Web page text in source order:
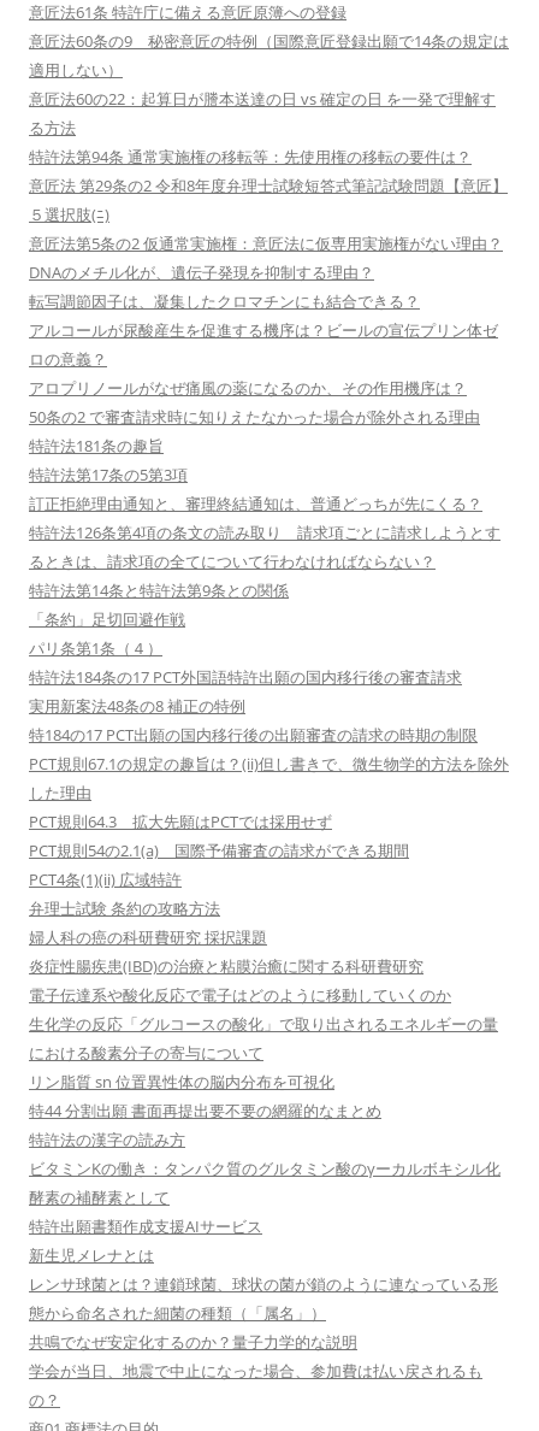
意匠法61条 特許庁に備える意匠原簿への登録
意匠法60条の9 秘密意匠の特例（国際意匠登録出願で14条の規定は
適用しない）
意匠法60の22：起算日が謄本送達の日 vs 確定の日 を一発で理解す
る方法
特許法第94条 通常実施権の移転等：先使用権の移転の要件は？
意匠法 第29条の2 令和8年度弁理士試験短答式筆記試験問題【意匠】
５選択肢(ﾆ)
意匠法第5条の2 仮通常実施権：意匠法に仮専用実施権がない理由？
DNAのメチル化が、遺伝子発現を抑制する理由？
転写調節因子は、凝集したクロマチンにも結合できる？
アルコールが尿酸産生を促進する機序は？ビールの宣伝プリン体ゼ
ロの意義？
アロプリノールがなぜ痛風の薬になるのか、その作用機序は？
50条の2 で審査請求時に知りえたなかった場合が除外される理由
特許法181条の趣旨
特許法第17条の5第3項
訂正拒絶理由通知と、審理終結通知は、普通どっちが先にくる？
特許法126条第4項の条文の読み取り 請求項ごとに請求しようとす
るときは、請求項の全てについて行わなければならない？
特許法第14条と特許法第9条との関係
「条約」足切回避作戦
パリ条第1条（４）
特許法184条の17 PCT外国語特許出願の国内移行後の審査請求
実用新案法48条の8 補正の特例
特184の17 PCT出願の国内移行後の出願審査の請求の時期の制限
PCT規則67.1の規定の趣旨は？(ii)但し書きで、微生物学的方法を除外
した理由
PCT規則64.3 拡大先願はPCTでは採用せず
PCT規則54の2.1(a) 国際予備審査の請求ができる期間
PCT4条(1)(ii) 広域特許
弁理士試験 条約の攻略方法
婦人科の癌の科研費研究 採択課題
炎症性腸疾患(IBD)の治療と粘膜治癒に関する科研費研究
電子伝達系や酸化反応で電子はどのように移動していくのか
生化学の反応「グルコースの酸化」で取り出されるエネルギーの量
における酸素分子の寄与について
リン脂質 sn 位置異性体の脳内分布を可視化
特44 分割出願 書面再提出要不要の網羅的なまとめ
特許法の漢字の読み方
ビタミンKの働き：タンパク質のグルタミン酸のγーカルボキシル化
酵素の補酵素として
特許出願書類作成支援AIサービス
新生児メレナとは
レンサ球菌とは？連鎖球菌、球状の菌が鎖のように連なっている形
態から命名された細菌の種類（「属名」）
共鳴でなぜ安定化するのか？量子力学的な説明
学会が当日、地震で中止になった場合、参加費は払い戻されるも
の？